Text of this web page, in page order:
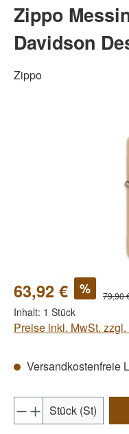
Zippo
Davidson
Zippo
63,92 € % 79,90
Inhalt: 1 Stück
Preise inkl. MwSt.
Versandkostenfreie
Produkt Anzahl:
Stück (St)